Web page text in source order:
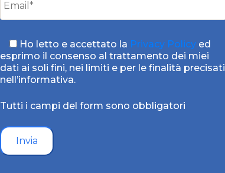
Ho letto e accettato la Privacy Policy ed
esprimo il consenso al trattamento dei miei
dati ai soli fini, nei limiti e per le finalità precisati
nell’informativa.
Tutti i campi del form sono obbligatori